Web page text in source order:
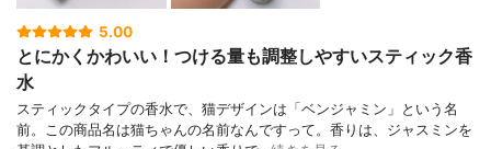
5.00
とにかくかわいい！つける量も調整しやすいスティック香
水
スティックタイプの香水で、猫デザインは「ベンジャミン」という名
前。この商品名は猫ちゃんの名前なんですって。香りは、ジャスミンを